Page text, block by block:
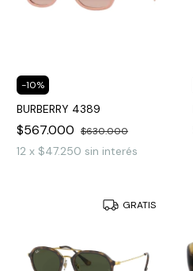
-10%
BURBERRY 4389
$567.000 $630.000
12 x $47.250 sin interés
GRATIS